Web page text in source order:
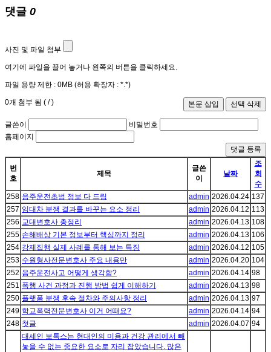
댓글 0
사진 및 파일 첨부
여기에 파일을 끌어 놓거나 왼쪽의 버튼을 클릭하세요.
파일 용량 제한 : 0MB (허용 확장자 : *.*)
0개 첨부 됨 ( /)
글쓴이
비밀번호
홈페이지
댓글 등록
번
호
제목
글쓴
이
날짜
조
회
수
258 음주운전초범 정보 다 드림 admin 2026.04.24 137
257 임대차 분쟁 결과를 바꾸는 요소 정리 admin 2026.04.12 113
256 교대변호사 총정리 admin 2026.04.13 108
255 손해배상 기본 정보부터 핵심까지 정리 admin 2026.04.13 106
254 강제집행 실제 사례를 통해 보는 특징 admin 2026.04.12 105
253 수원형사전문변호사 주요 내용만 admin 2026.04.20 104
252 음주운전사고 어떻게 생각함? admin 2026.04.14 98
251 폭행 사건 과정과 진행 방법 쉽게 이해하기 admin 2026.04.13 98
250 플랫폼 분쟁 후속 절차와 주의사항 정리 admin 2026.04.13 97
249 학교폭력전문변호사 이거 어때요? admin 2026.04.14 94
248 첫글 admin 2026.04.07 94
대세인 보톡스는 현대인의 미용과 건강 관리에서 빼
놓을 수 없는 중요한 요소로 자리 잡았습니다. 많은